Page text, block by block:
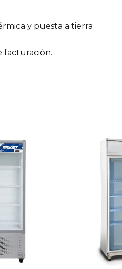
y puesta a tierra
facturación.